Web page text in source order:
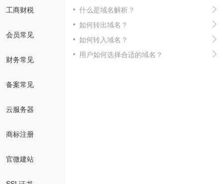
工商财税
会员常见
财务常见
备案常见
云服务器
商标注册
官微建站
什么是域名解析？
如何转出域名？
如何转入域名？
用户如何选择合适的域名？